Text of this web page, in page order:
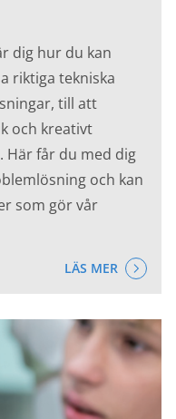
dig hur du kan
riktiga tekniska
till att
och kreativt
Här får du med dig
och kan
som gör vår
LÄS MER